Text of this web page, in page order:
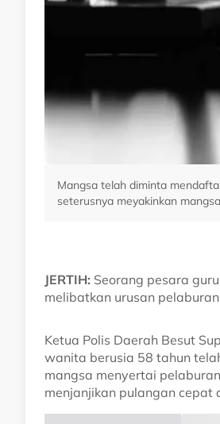
Mangsa telah diminta
seterusnya meyakinkan
JERTIH: Seorang pesara
melibatkan urusan
Ketua Polis Daerah Besut
wanita berusia 58 tahun
mangsa menyertai
menjanjikan pulangan cepat